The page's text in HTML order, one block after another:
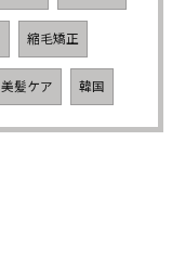
縮毛矯正
美髪ケア 韓国